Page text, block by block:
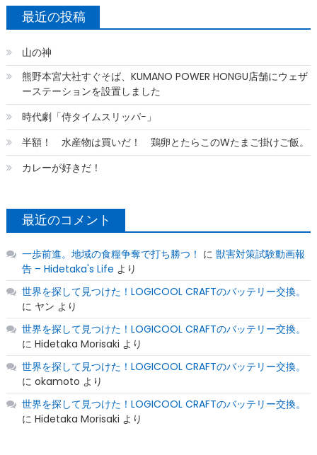
最近の投稿
山の神
熊野本宮大社すぐそば、KUMANO POWER HONGU店舗にウェザ
ーステーションを設置しました
時代劇「侍タイムスリッパ−」
半額！ 水産物は買いだ！ 鶏卵とたらこのWたまご掛けご飯。
カレーが好きだ！
最近のコメント
一歩前進。地域の食糧争奪で打ち勝つ！ に 獣害対策試験動画報
告 – Hidetaka's Life より
世界を探して見つけた！LOGICOOL CRAFTのバッテリー交換。
に ヤン より
世界を探して見つけた！LOGICOOL CRAFTのバッテリー交換。
に Hidetaka Morisaki より
世界を探して見つけた！LOGICOOL CRAFTのバッテリー交換。
に okamoto より
世界を探して見つけた！LOGICOOL CRAFTのバッテリー交換。
に Hidetaka Morisaki より